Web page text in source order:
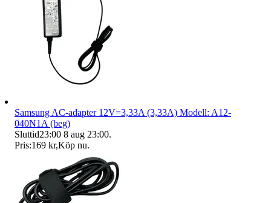
Samsung AC-adapter 12V=3,33A (3,33A) Modell: A12-
040N1A (beg)
Sluttid23:00 8 aug 23:00.
Pris:169 kr,Köp nu.